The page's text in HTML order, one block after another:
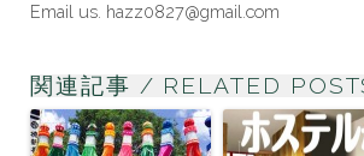
Email us. hazz0827@gmail.com
関連記事 / RELATED